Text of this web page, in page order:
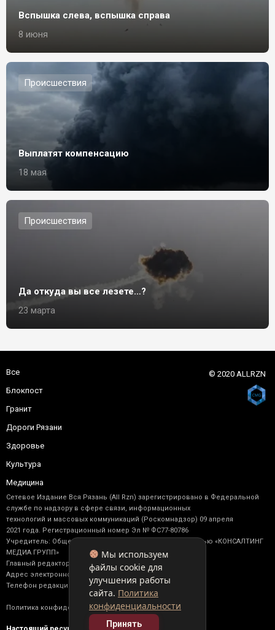
Мы используем
файлы cookie для
улучшения работы
сайта. Политика
конфиденциальности
Принять
Вспышка слева, вспышка справа
8 июня
Происшествия
Выплатят компенсацию
18 мая
Происшествия
Да откуда вы все лезете…?
23 марта
Все
Блокпост
Гранит
Дороги Рязани
Здоровье
Культура
Медицина
Сетевое Издание Вся Рязань (All Rzn) зарегистрировано в Федеральной
службе по надзору в сфере связи, информационных
технологий и массовых коммуникаций (Роскомнадзор) 09 апреля
2021 года. Регистрационный номер Эл № ФС77-80786
Учредитель: Общество с ограниченной ответственностью «КОНСАЛТИНГ
МЕДИА ГРУПП»
Главный редактор: Васильев М. Ю.
Адрес электронной почты редакции: allrzn@yandex.ru
Телефон редакции: +7 (910) 902-17-92
Политика конфиденциальности
© 2020 ALLRZN